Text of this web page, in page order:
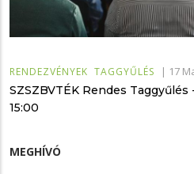
RENDEZVÉNYEK TAGGYŰLÉS | 17
SZSZBVTÉK Rendes Taggyűlés
15:00
MEGHÍVÓ